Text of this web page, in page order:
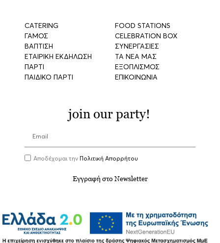
CATERING
ΓΑΜΟΣ
ΒΑΠΤΙΣΗ
ΕΤΑΙΡΙΚΗ ΕΚΔΗΛΩΣΗ
ΠΑΡΤΙ
ΠΑΙΔΙΚΟ ΠΑΡΤΙ
FOOD STATIONS
CELEBRATION BOX
ΣΥΝΕΡΓΑΣΙΕΣ
ΤΑ ΝΕΑ ΜΑΣ
ΕΞΟΠΛΙΣΜΟΣ
ΕΠΙΚΟΙΝΩΝΙΑ
join our party!
Αποδέχομαι την Πολιτική Απορρήτου
Εγγραφή στο Newsletter
Λ. Κορωπίου-Μαρκοπούλου 1, Κορωπί, 19441,210
9656388, events@aria.gr